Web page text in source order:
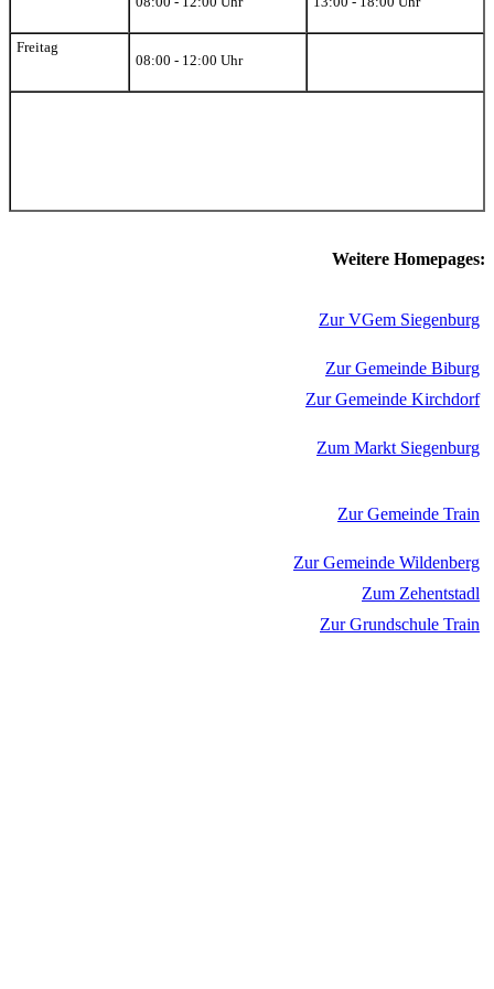
Freitag
08:00 - 12:00 Uhr
Weitere Homepages:
Zur VGem Siegenburg
Zur Gemeinde Biburg
Zur Gemeinde Kirchdorf
Zum Markt Siegenburg
Zur Gemeinde Train
Zur Gemeinde Wildenberg
Zum Zehentstadl
Zur Grundschule Train